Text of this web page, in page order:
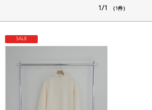
1/1 （1件）
SALE